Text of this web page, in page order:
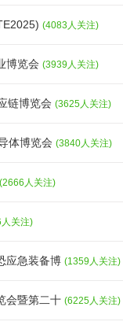
(4083人关注)
博览会 (3939人关注)
链博览会 (3625人关注)
体博览会 (3840人关注)
(2666人关注)
关注)
应急装备博 (1359人关注)
会暨第二十 (6225人关注)